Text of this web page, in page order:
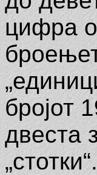
цифра
бројот
двеста
„стотки“.